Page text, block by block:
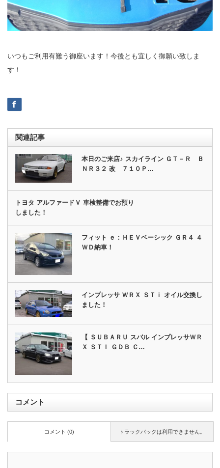
いつもご利用有難う御座います！今後とも宜しく御願い致しま
す！
関連記事
本日のご来店♪ スカイライン ＧＴ－Ｒ Ｂ
ＮＲ３２ 改 ７１０Ｐ…
トヨタ アルファードＶ 車検整備でお預り
しました！
フィット ｅ：ＨＥＶベーシック ＧＲ４ ４
ＷＤ納車！
インプレッサ ＷＲＸ ＳＴｉ オイル交換し
ました！
【 ＳＵＢＡＲＵ スバル インプレッサＷＲ
Ｘ ＳＴＩ ＧＤＢ Ｃ…
コメント
トラックバックは利用できません。
コメント (0)